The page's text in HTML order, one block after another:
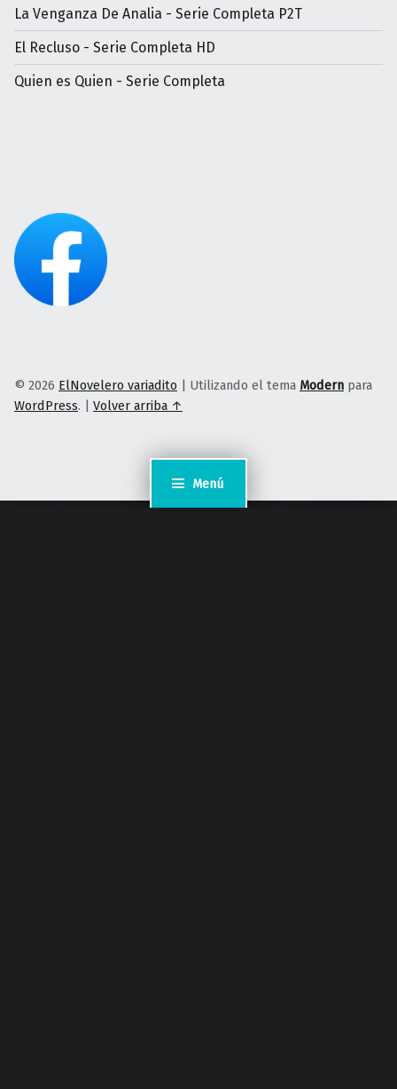
Menú
La Venganza De Analia - Serie Completa P2T
El Recluso - Serie Completa HD
Quien es Quien - Serie Completa
© 2026 ElNovelero variadito Utilizando el tema Modern para
WordPress. Volver arriba ↑